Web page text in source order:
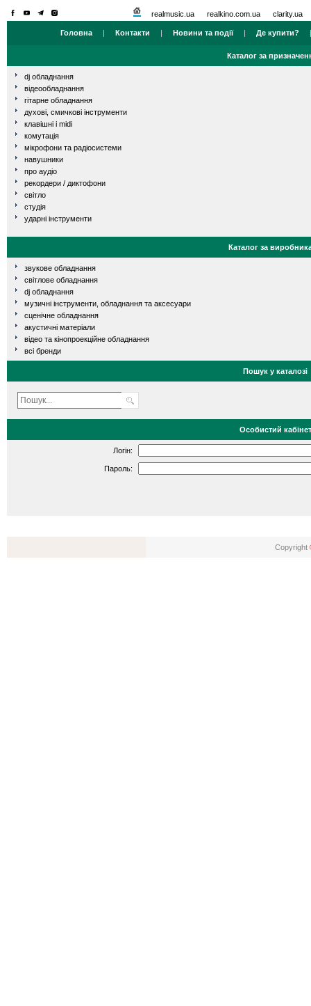
realmusic.ua realkino.com.ua clarity.ua
Головна | Контакти | Новини та події| Де купити?
Каталог за
dj обладнання
відеообладнання
гітарне обладнання
духові, смичкові інструменти
клавішні і midi
комутація
мікрофони та радіосистеми
навушники
про аудіо
рекордери / диктофони
світло
студія
ударні інструменти
Каталог за
звукове обладнання
світлове обладнання
dj обладнання
музичні інструменти, обладнання та аксесуари
сценічне обладнання
акустичні матеріали
відео та кінопроекційне обладнання
всі бренди
Пошук у каталозі
Особистий кабінет
Логін:
Пароль:
Copyright